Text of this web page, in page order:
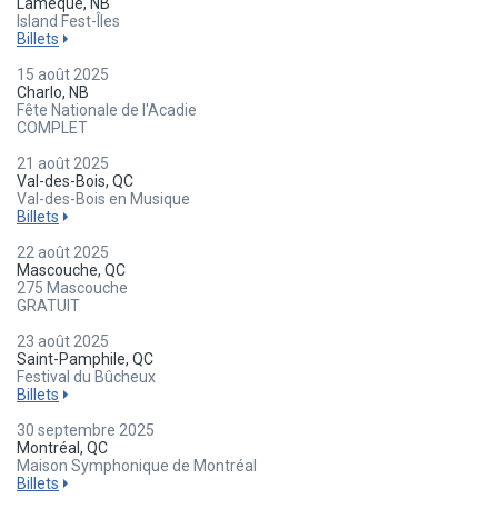
Lamèque, NB
Island Fest-Îles
Billets
15 août 2025
Charlo, NB
Fête Nationale de l'Acadie
COMPLET
21 août 2025
Val-des-Bois, QC
Val-des-Bois en Musique
Billets
22 août 2025
Mascouche, QC
275 Mascouche
GRATUIT
23 août 2025
Saint-Pamphile, QC
Festival du Bûcheux
Billets
30 septembre 2025
Montréal, QC
Maison Symphonique de Montréal
Billets